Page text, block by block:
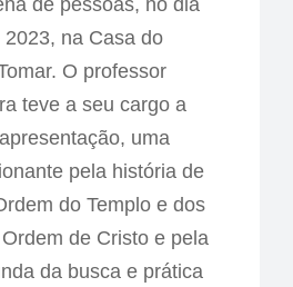
de pessoas, no dia
na Casa do
O professor
teve a seu cargo a
uma
pela história de
do Templo e dos
de Cristo e pela
da busca e prática